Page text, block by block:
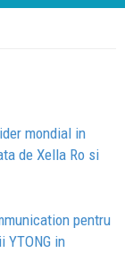
mondial in
de Xella Ro si
pentru
YTONG in